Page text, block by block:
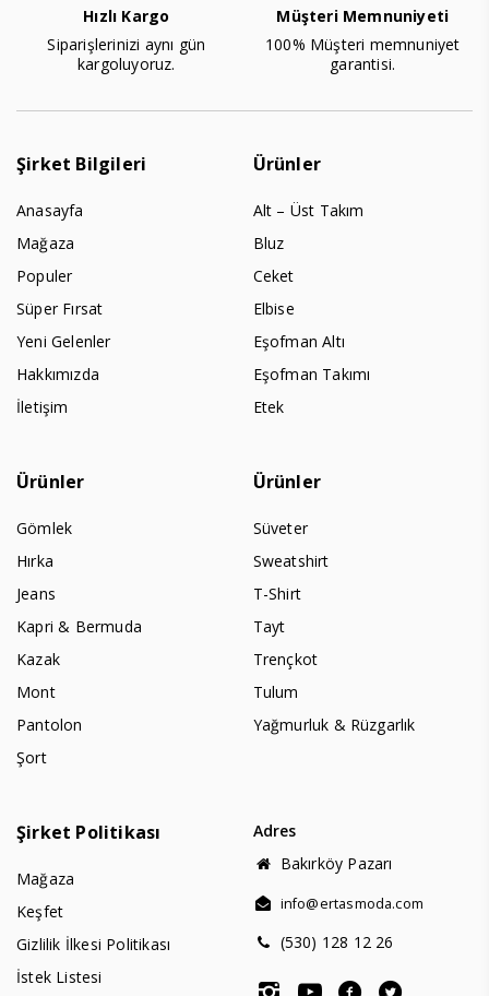
Hızlı Kargo
Siparişlerinizi aynı gün
kargoluyoruz.
Müşteri Memnuniyeti
100% Müşteri memnuniyet
garantisi.
Şirket Bilgileri
Anasayfa
Mağaza
Populer
Süper Fırsat
Yeni Gelenler
Hakkımızda
İletişim
Ürünler
Alt – Üst Takım
Bluz
Ceket
Elbise
Eşofman Altı
Eşofman Takımı
Etek
Ürünler
Gömlek
Hırka
Jeans
Kapri & Bermuda
Kazak
Mont
Pantolon
Şort
Ürünler
Süveter
Sweatshirt
T-Shirt
Tayt
Trençkot
Tulum
Yağmurluk & Rüzgarlık
Şirket Politikası
Mağaza
Keşfet
Gizlilik İlkesi Politikası
İstek Listesi
Adres
Bakırköy Pazarı
info@ertasmoda.com
(530) 128 12 26